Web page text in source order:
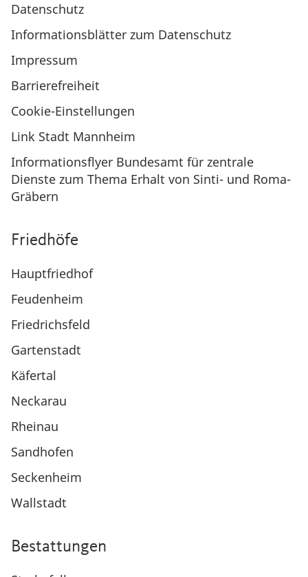
Datenschutz
Informationsblätter zum Datenschutz
Impressum
Barrierefreiheit
Cookie-Einstellungen
Link Stadt Mannheim
Informationsflyer Bundesamt für zentrale
Dienste zum Thema Erhalt von Sinti- und Roma-
Gräbern
Friedhöfe
Hauptfriedhof
Feudenheim
Friedrichsfeld
Gartenstadt
Käfertal
Neckarau
Rheinau
Sandhofen
Seckenheim
Wallstadt
Bestattungen